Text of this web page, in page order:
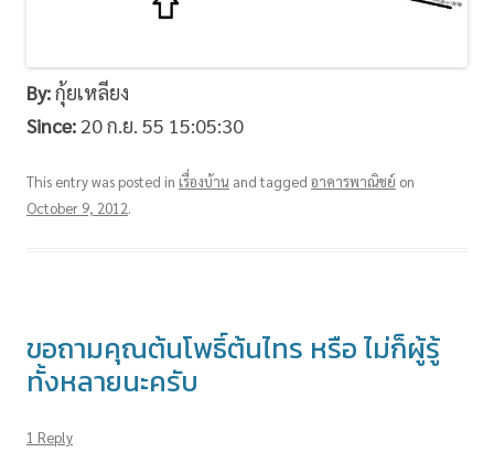
By:กุ้ยเหลียง
Since: 20 ก.ย. 55 15:05:30
This entry was posted in เรื่องบ้าน and tagged อาคารพาณิชย์ on
October 9, 2012.
ขอถามคุณต้นโพธิ์ต้นไทร หรือ ไม่ก็ผู้รู้
ทั้งหลายนะครับ
1 Reply